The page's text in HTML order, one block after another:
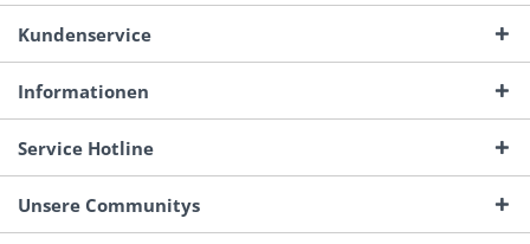
Kundenservice
Informationen
Service Hotline
Unsere Communitys